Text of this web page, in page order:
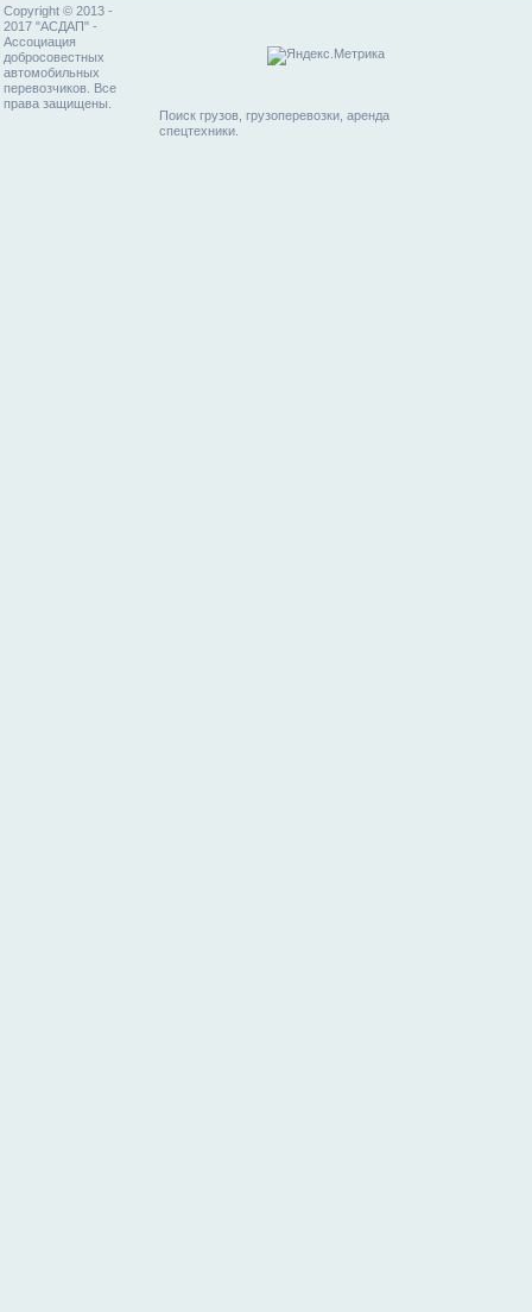
Copyright © 2013 -
2017 "АСДАП" -
Ассоциация
добросовестных
автомобильных
перевозчиков. Все
права защищены.
Поиск грузов, грузоперевозки, аренда
спецтехники.